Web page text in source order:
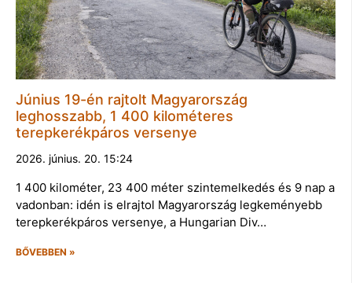
Június 19-én rajtolt Magyarország
leghosszabb, 1 400 kilométeres
terepkerékpáros versenye
2026. június. 20. 15:24
1 400 kilométer, 23 400 méter szintemelkedés és 9 nap a
vadonban: idén is elrajtol Magyarország legkeményebb
terepkerékpáros versenye, a Hungarian Div…
BŐVEBBEN »